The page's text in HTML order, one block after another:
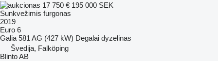
17 750 € 195 000 SEK
Sunkvežimis furgonas
2019
Euro 6
Galia 581 AG (427 kW) Degalai dyzelinas
Švedija, Falköping
Blinto AB